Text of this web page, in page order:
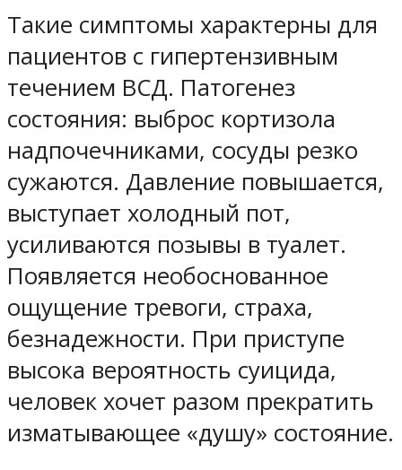
Такие симптомы характерны для
пациентов с гипертензивным
течением ВСД. Патогенез
состояния: выброс кортизола
надпочечниками, сосуды резко
сужаются. Давление повышается,
выступает холодный пот,
усиливаются позывы в туалет.
Появляется необоснованное
ощущение тревоги, страха,
безнадежности. При приступе
высока вероятность суицида,
человек хочет разом прекратить
изматывающее «душу» состояние.